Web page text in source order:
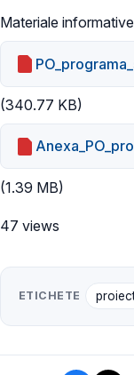
Materiale informative
(340.77 KB)
(1.39 MB)
47 views
ETICHETE